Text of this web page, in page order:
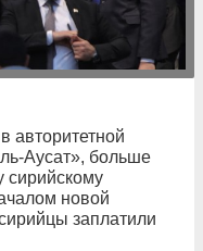
авторитетной
Аусат», больше
сирийскому
новой
заплатили